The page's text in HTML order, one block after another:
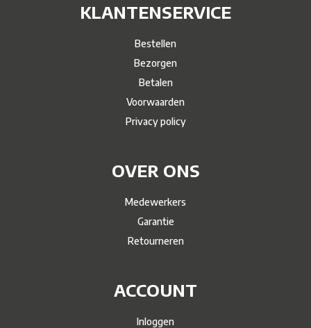
KLANTENSERVICE
Bestellen
Bezorgen
Betalen
Voorwaarden
Privacy policy
OVER ONS
Medewerkers
Garantie
Retourneren
ACCOUNT
Inloggen